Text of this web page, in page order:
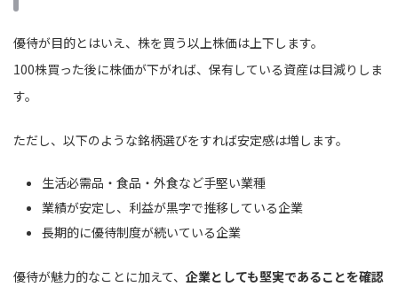
優待が目的とはいえ、株を買う以上株価は上下します。
100株買った後に株価が下がれば、保有している資産は目減りしま
す。
ただし、以下のような銘柄選びをすれば安定感は増します。
生活必需品・食品・外食など手堅い業種
業績が安定し、利益が黒字で推移している企業
長期的に優待制度が続いている企業
優待が魅力的なことに加えて、 企業としても堅実であることを確認